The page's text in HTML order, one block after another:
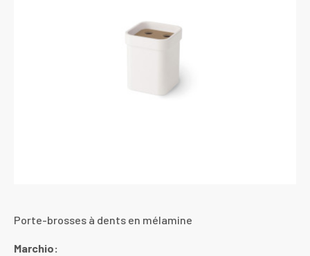
Porte-brosses à dents en mélamine
Marchio: